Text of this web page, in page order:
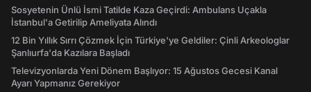
Sosyetenin Ünlü İsmi Tatilde Kaza Geçirdi: Ambulans Uçakla
İstanbul'a Getirilip Ameliyata Alındı
12 Bin Yıllık Sırrı Çözmek İçin Türkiye'ye Geldiler: Çinli Arkeologlar
Şanlıurfa'da Kazılara Başladı
Televizyonlarda Yeni Dönem Başlıyor: 15 Ağustos Gecesi Kanal
Ayarı Yapmanız Gerekiyor